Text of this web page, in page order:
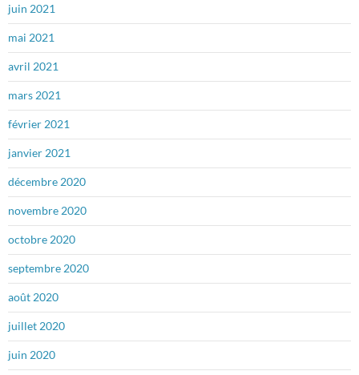
juin 2021
mai 2021
avril 2021
mars 2021
février 2021
janvier 2021
décembre 2020
novembre 2020
octobre 2020
septembre 2020
août 2020
juillet 2020
juin 2020